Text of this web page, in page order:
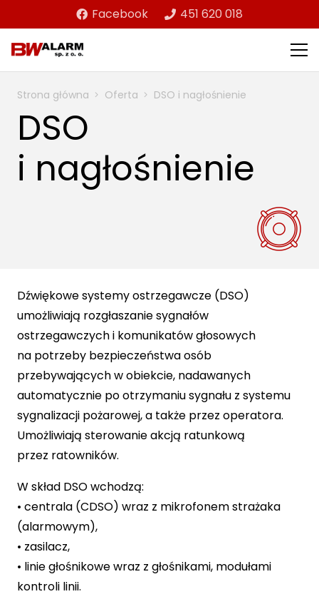
Facebook 451 620 018
Strona główna Oferta DSO i nagłośnienie
DSO
i nagłośnienie
Dźwiękowe systemy ostrzegawcze (DSO)
umożliwiają rozgłaszanie sygnałów
ostrzegawczych i komunikatów głosowych
na potrzeby bezpieczeństwa osób
przebywających w obiekcie, nadawanych
automatycznie po otrzymaniu sygnału z systemu
sygnalizacji pożarowej, a także przez operatora.
Umożliwiają sterowanie akcją ratunkową
przez ratowników.
W skład DSO wchodzą:
• centrala (CDSO) wraz z mikrofonem strażaka
(alarmowym),
• zasilacz,
• linie głośnikowe wraz z głośnikami, modułami
kontroli linii.